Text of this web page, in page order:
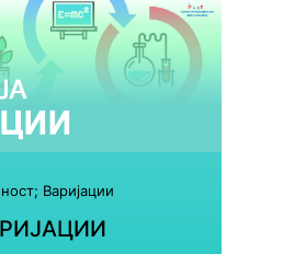
Варијации